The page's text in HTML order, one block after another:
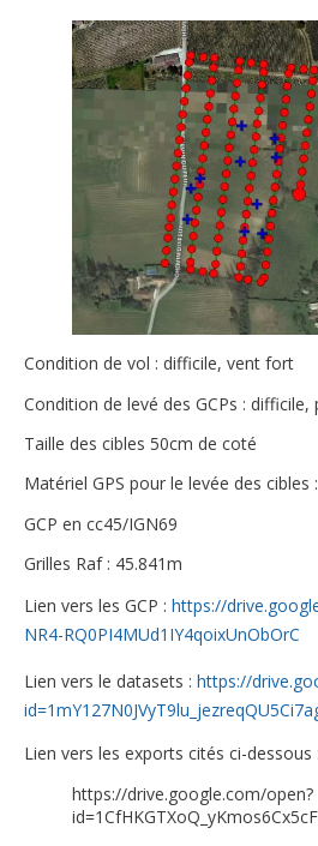
Condition de vol : difficile, vent fort
Condition de levé des GCPs :
Taille des cibles 50cm de coté
Matériel GPS pour le levée des
GCP en cc45/IGN69
Grilles Raf : 45.841m
Lien vers les GCP : https://
NR4-RQ0PI4MUd1IY4qoixUnObOrC
Lien vers le datasets : https://
Lien vers les exports cités ci-dessous :
https://drive.google.com/open?